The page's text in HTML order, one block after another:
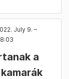
July 9. –
a